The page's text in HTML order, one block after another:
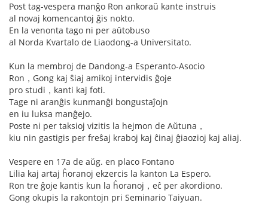
Post tag-vespera manĝo Ron ankoraŭ kante instruis
al novaj komencantoj ĝis nokto.
En la venonta tago ni per aŭtobuso
al Norda Kvartalo de Liaodong-a Universitato.
Kun la membroj de Dandong-a Esperanto-Asocio
Ron，Gong kaj ŝiaj amikoj intervidis ĝoje
pro studi，kanti kaj foti.
Tage ni aranĝis kunmanĝi bongustaĵojn
en iu luksa manĝejo.
Poste ni per taksioj vizitis la hejmon de Aŭtuna，
kiu nin gastigis per freŝaj kraboj kaj ĉinaj ĝiaozioj kaj aliaj.
Vespere en 17a de aŭg. en placo Fontano
Lilia kaj artaj ĥoranoj ekzercis la kanton La Espero.
Ron tre ĝoje kantis kun la ĥoranoj，eĉ per akordiono.
Gong okupis la rakontojn pri Seminario Taiyuan.